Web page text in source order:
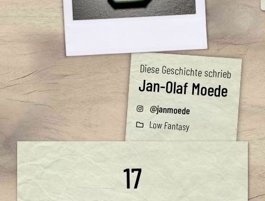
Diese Geschichte schrieb
Jan-Olaf Moede
@janmoede
Low Fantasy
17